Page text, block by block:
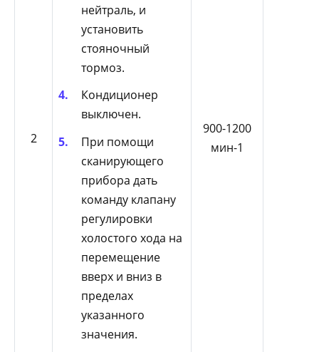
2
нейтраль, и
установить
стояночный
тормоз.
Кондиционер
выключен.
При помощи
сканирующего
прибора дать
команду клапану
регулировки
холостого хода на
перемещение
вверх и вниз в
пределах
указанного
значения.
900-1200
мин-1